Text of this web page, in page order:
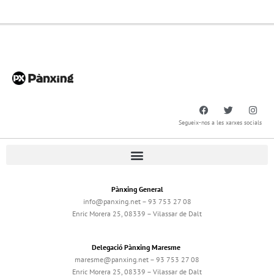
Segueix-nos a les xarxes socials
Pànxing General
info@panxing.net – 93 753 27 08
Enric Morera 25, 08339 – Vilassar de Dalt
Delegació Pànxing Maresme
maresme@panxing.net – 93 753 27 08
Enric Morera 25, 08339 – Vilassar de Dalt